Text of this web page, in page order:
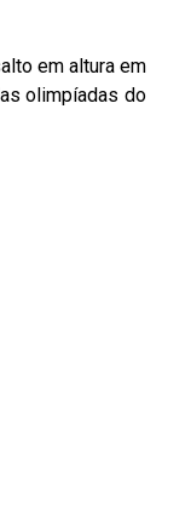
em altura em
olimpíadas do